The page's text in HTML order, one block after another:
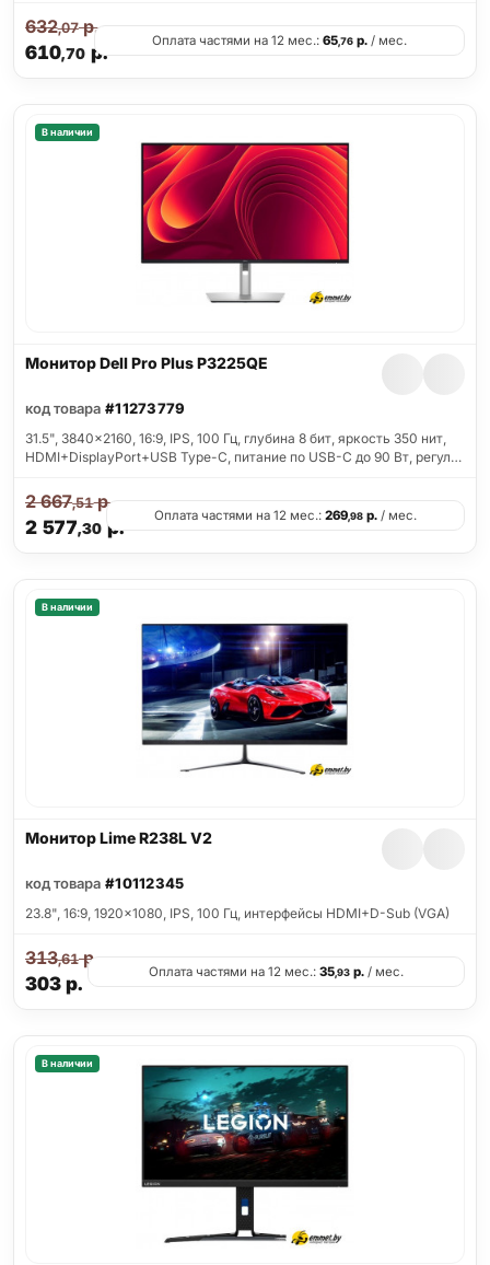
610,70р.
632,07р.
Оплата частями на 12 мес.: 65,76 р. / мес.
В наличии
Монитор Dell Pro Plus P3225QE
код товара #11273779
31.5", 3840x2160, 16:9, IPS, 100 Гц, глубина 8 бит, яркость 350 нит,
HDMI+DisplayPort+USB Type-C, питание по USB-C до 90 Вт, регул…
2 577,30 р.
2 667,51р.
Оплата частями на 12 мес.: 269,98р./ мес.
В наличии
Монитор Lime R238L V2
код товара #10112345
23.8", 16:9, 1920x1080, IPS, 100 Гц, интерфейсы HDMI+D-Sub (VGA)
303р.
313,61р.
Оплата частями на 12 мес.: 35,93р./ мес.
В наличии